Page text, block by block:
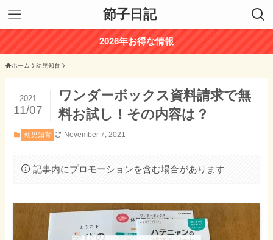
節子日記
2026年お得な情報
ホーム 幼児知育
ワンダーボックス資料請求で無
料お試し！その内容は？
2021
11/07
幼児知育 November 7, 2021
記事内にプロモーションを含む場合があります